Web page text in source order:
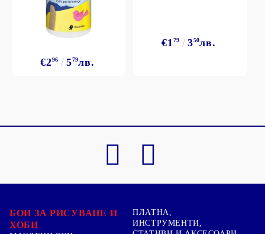
€296 579лв.
€1 79 350лв.
БОИ ЗА РИСУВАНЕ И
ХОБИ
ПЛАТНА,
ИНСТРУМЕНТИ,